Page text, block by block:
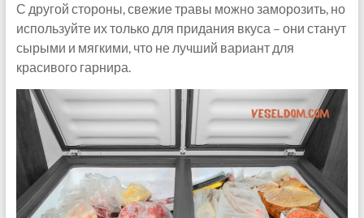
С другой стороны, свежие травы можно заморозить, но
используйте их только для придания вкуса – они станут
сырыми и мягкими, что не лучший вариант для
красивого гарнира.